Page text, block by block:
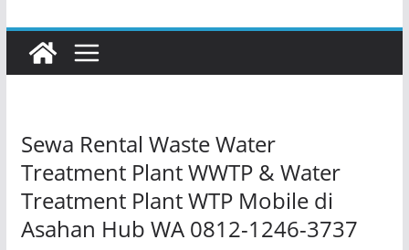
Sewa Rental Waste Water
Treatment Plant WWTP & Water
Treatment Plant WTP Mobile di
Asahan Hub WA 0812-1246-3737